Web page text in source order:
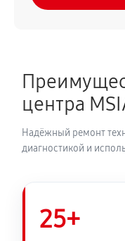
центра
Надёжный ремонт
диагностикой и
25+